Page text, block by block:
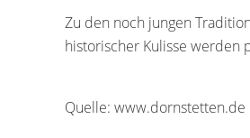
Zu den noch jungen
historischer Kulisse werden
Quelle: www.dornstetten.de